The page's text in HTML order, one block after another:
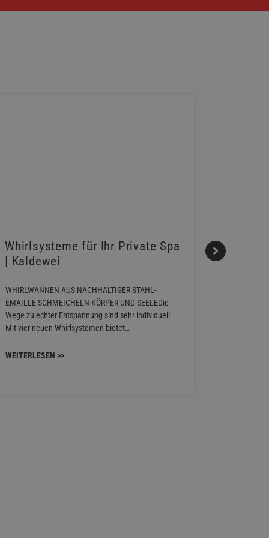
Whirlsysteme für Ihr Private Spa
| Kaldewei
WHIRLWANNEN AUS NACHHALTIGER STAHL-
EMAILLE SCHMEICHELN KÖRPER UND SEELEDie
Wege zu echter Entspannung sind sehr individuell.
Mit vier neuen Whirlsystemen bietet…
WEITERLESEN >>